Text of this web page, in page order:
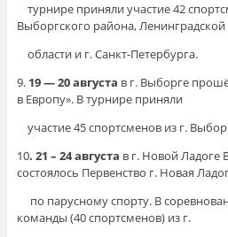
турнире приняли участие 42
Выборгского района, Ленинградской
области и г. Санкт-Петербурга.
9. 19 — 20 августа в г. Выборге
в Европу». В турнире приняли
участие 45 спортсменов из г.
10. 21 – 24 августа в г. Новой Ладоге
состоялось Первенство г. Новая
по парусному спорту. В
команды (40 спортсменов) из г.